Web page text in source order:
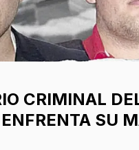
CRIMINAL
SU